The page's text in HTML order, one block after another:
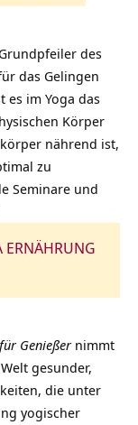
des
das Gelingen
es im Yoga das
Körper
nährend ist,
zu
Seminare und
ERNÄHRUNG
Genießer nimmt
gesunder,
die unter
yogischer